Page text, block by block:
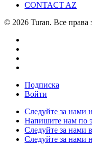
CONTACT AZ
© 2026 Turan. Все
Подписка
Войти
Следуйте за нами
Напишите нам по
Следуйте за нами
Следуйте за нами